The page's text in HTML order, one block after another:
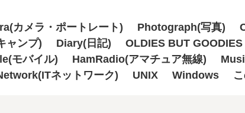
カメラ・ポートレート) Photograph(写真)
ャンプ) Diary(日記) OLDIES BUT GOODIES
モバイル) HamRadio(アマチュア無線)
ネットワーク)
UNIX Windows